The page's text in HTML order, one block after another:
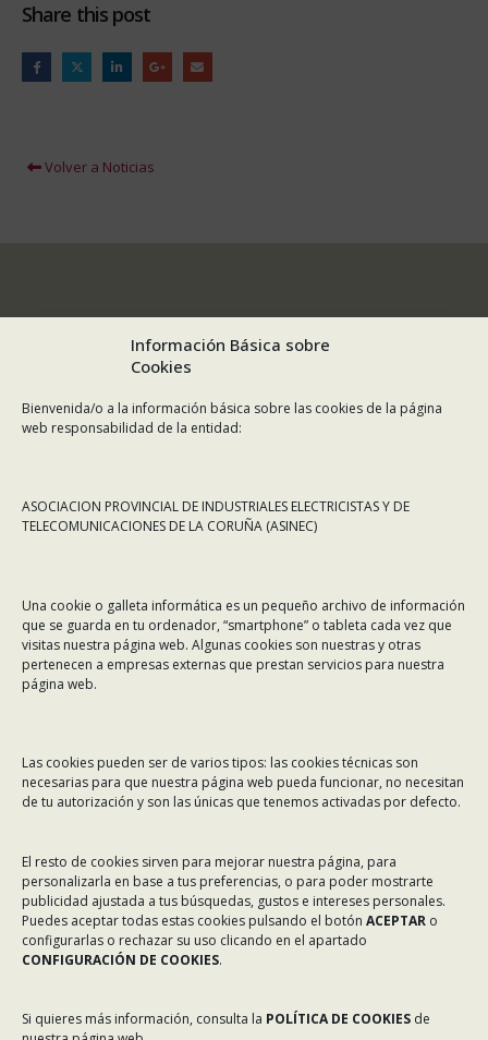
Información Básica sobre
Cookies
Bienvenida/o a la información básica sobre las cookies de la página
web responsabilidad de la entidad:
ASOCIACION PROVINCIAL DE INDUSTRIALES ELECTRICISTAS Y DE
TELECOMUNICACIONES DE LA CORUÑA (ASINEC)
Una cookie o galleta informática es un pequeño archivo de información
que se guarda en tu ordenador, “smartphone” o tableta cada vez que
visitas nuestra página web. Algunas cookies son nuestras y otras
pertenecen a empresas externas que prestan servicios para nuestra
página web.
Las cookies pueden ser de varios tipos: las cookies técnicas son
necesarias para que nuestra página web pueda funcionar, no necesitan
de tu autorización y son las únicas que tenemos activadas por defecto.
El resto de cookies sirven para mejorar nuestra página, para
personalizarla en base a tus preferencias, o para poder mostrarte
publicidad ajustada a tus búsquedas, gustos e intereses personales.
Puedes aceptar todas estas cookies pulsando el botón ACEPTAR o
configurarlas o rechazar su uso clicando en el apartado
CONFIGURACIÓN DE COOKIES.
Si quieres más información, consulta la POLÍTICA DE COOKIES de
Share this post
Volver a Noticias
Dirección: Rafael Alberti 7, 1º C-D. 15008 A Coruña
Teléfono: 981 299 710
Email: asinec@asinec.org
Noticias
Servicios
Asociados
Tablón de Anuncios
Incidencias en Expediente U.F.D.